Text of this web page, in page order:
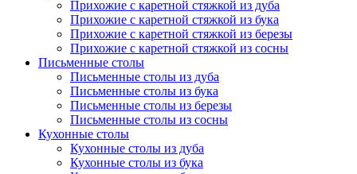
Прихожие с каретной стяжкой из дуба
Прихожие с каретной стяжкой из бука
Прихожие с каретной стяжкой из березы
Прихожие с каретной стяжкой из сосны
Письменные столы
Письменные столы из дуба
Письменные столы из бука
Письменные столы из березы
Письменные столы из сосны
Кухонные столы
Кухонные столы из дуба
Кухонные столы из бука